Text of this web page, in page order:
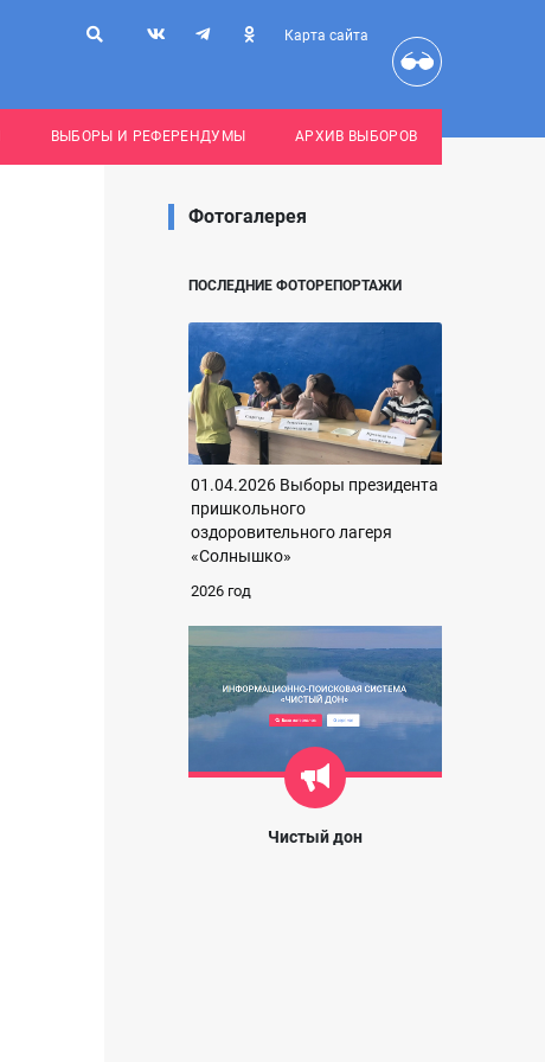
Карта сайта
ВЫБОРЫ И РЕФЕРЕНДУМЫ АРХИВ ВЫБОРОВ
Фотогалерея
ПОСЛЕДНИЕ ФОТОРЕПОРТАЖИ
01.04.2026 Выборы президента
пришкольного
оздоровительного лагеря
«Солнышко»
2026 год
Чистый дон